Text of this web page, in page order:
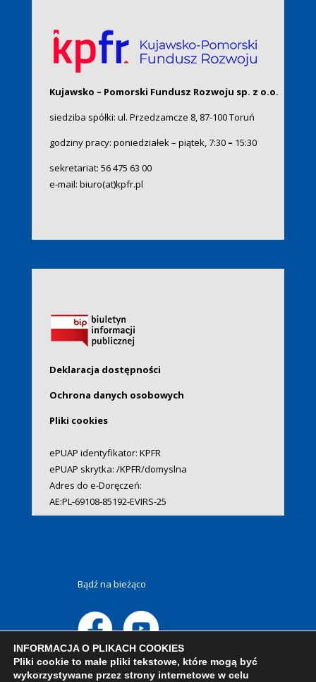
Kujawsko – Pomorski Fundusz Rozwoju sp. z o.o.
siedziba spółki: ul. Przedzamcze 8, 87-100 Toruń
godziny pracy: poniedziałek – piątek, 7:30– 15:30
sekretariat: 56 475 63 00
e-mail: biuro(at)kpfr.pl
Deklaracja dostępności
Ochrona danych osobowych
Pliki cookies
ePUAP identyfikator: KPFR
ePUAP skrytka: /KPFR/domyslna
Adres do e-Doręczeń:
AE:PL-69108-85192-EVIRS-25
Bądź na bieżąco
INFORMACJA O PLIKACH COOKIES
Pliki cookie to małe pliki tekstowe, które mogą być
wykorzystywane przez strony internetowe w celu